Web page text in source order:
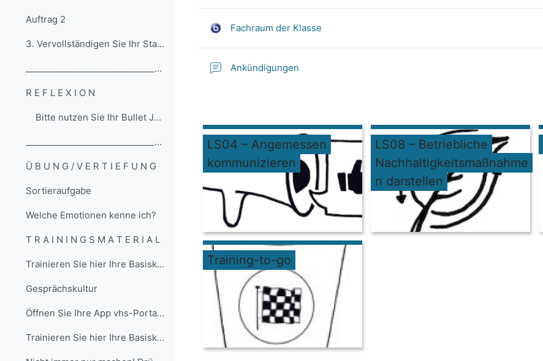
Auftrag 2
3. Vervollständigen Sie Ihr Standbild mit Gedanken...
__________________________________________________... (Kopie) (Kopie)
R E F L E X I O N
Bitte nutzen Sie Ihr Bullet Journal und bewerten S...
__________________________________________________... (Kopie) (Kopie) (Kopie)
Ü B U N G / V E R T I E F U N G
Sortieraufgabe
Welche Emotionen kenne ich?
T R A I N I N G S M A T E R I A L
Trainieren Sie hier Ihre Basiskompetenz Lesen:
Gesprächskultur
Öffnen Sie Ihre App vhs-Portal und bearbeiten Sie ...
Trainieren Sie hier Ihre Basiskompetenz Sprachgebr...
Fachraum der Klasse
Ankündigungen
LS04 – Angemessen
kommunizieren
LS08 – Betriebliche
Nachhaltigkeitsmaßnahme
n darstellen
Training-to-go